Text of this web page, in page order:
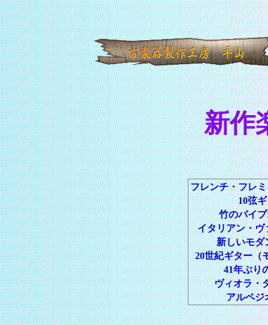
新作
フレンチ・フレ
10弦
竹のパイ
イタリアン・
新しいモ
20世紀ギター（
41年ぶり
ヴィオラ・
アルペジ